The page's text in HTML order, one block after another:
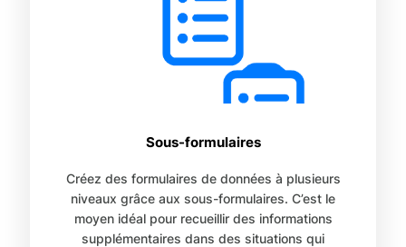
Sous-formulaires
Créez des formulaires de données à plusieurs
niveaux grâce aux sous-formulaires. C’est le
moyen idéal pour recueillir des informations
supplémentaires dans des situations qui